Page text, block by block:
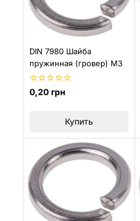
DIN 7980 Шайба
пружинная (гровер) M3
0
из
0,20 грн
Купить